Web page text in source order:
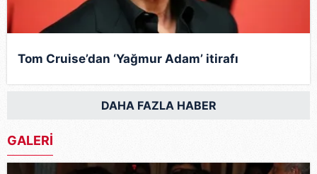
Tom Cruise’dan ‘Yağmur Adam’ itirafı
DAHA FAZLA HABER
GALERİ